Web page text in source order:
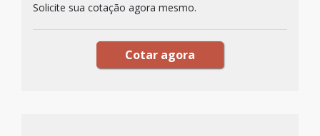
Solicite sua cotação agora mesmo.
Cotar agora